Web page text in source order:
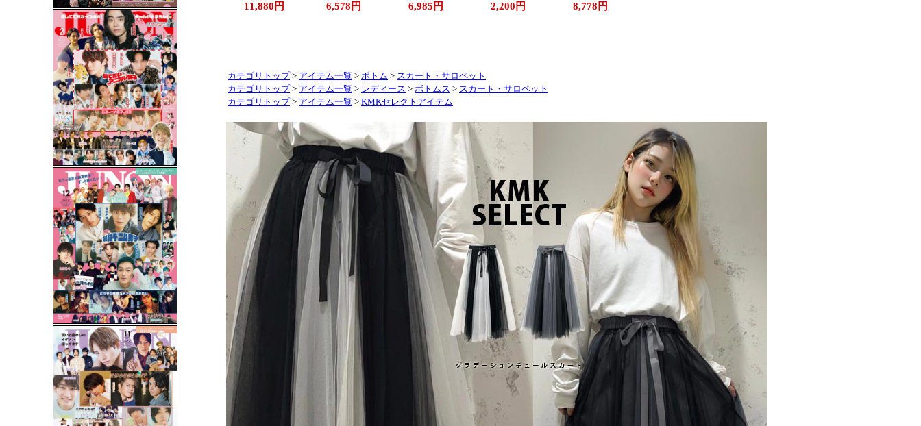
11,880 円 6,578 円 6,985 円 2,200 円 8,778 円
カテゴリトップ > アイテム一覧 > ボトム > スカート・サロペット
カテゴリトップ > アイテム一覧 > レディース > ボトムス > スカート・サロペット
カテゴリトップ > アイテム一覧 > KMKセレクトアイテム